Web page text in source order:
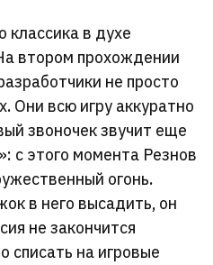
классика в духе
втором прохождении
не просто
Они всю игру аккуратно
звоночек звучит еще
с этого момента Резнов
огонь.
в него высадить, он
не закончится
списать на игровые